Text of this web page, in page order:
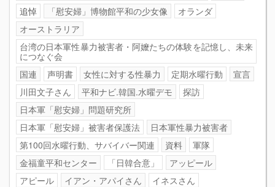
追悼
「慰安婦」博物館平和の少女像
オランダ
オーストラリア
台湾の日本軍性暴力被害者・阿嬤たちの体験を記憶し、未来
につなぐ会
国連
声明書 女性に対する性暴力 定期水曜行動
宣言
川田文子さん
平和ナビ.韓国.水曜デモ
探訪
日本軍「慰安婦」問題研究所
日本軍「慰安婦」被害者保護法
日本軍性暴力被害者
第100回水曜行動、サバイバー関連
資料
軍隊
金福童平和センター
「日韓合意」
アッピール
アピール
イアン・アパイさん
イネスさん